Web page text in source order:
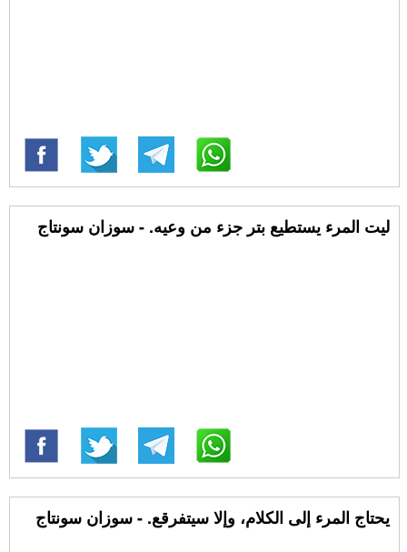
‏ليت المرء يستطيع بتر جزء من وعيه. - سوزان سونتاج
يحتاج المرء إلى الكلام، وإلا سيتفرقع. - سوزان سونتاج